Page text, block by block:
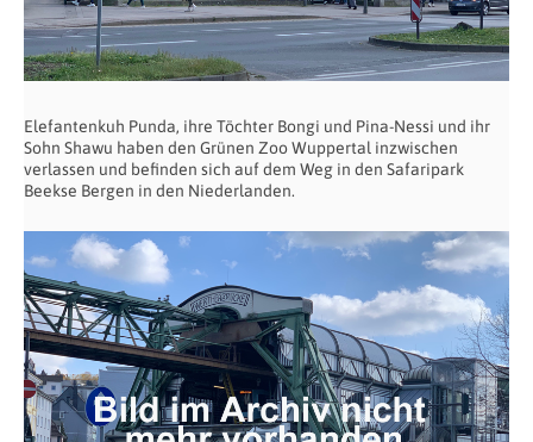
Elefantenkuh Punda, ihre Töchter Bongi und Pina-Nessi und ihr
Sohn Shawu haben den Grünen Zoo Wuppertal inzwischen
verlassen und befinden sich auf dem Weg in den Safaripark
Beekse Bergen in den Niederlanden.